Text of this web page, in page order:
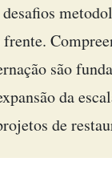
são
da
de